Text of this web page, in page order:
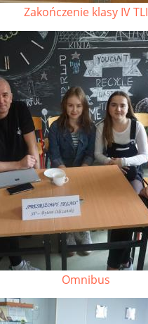
Zakończenie klasy IV TLI
Omnibus